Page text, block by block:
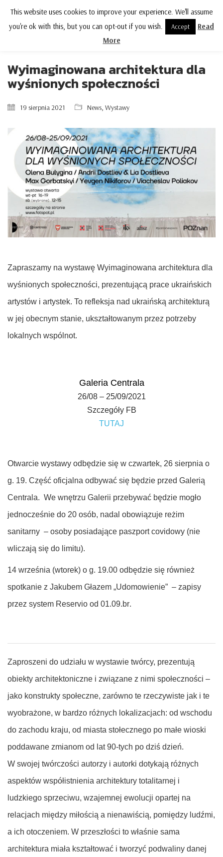
MENU
Wyimaginowana architektura dla
wyśnionych społeczności
19 sierpnia 2021 News, Wystawy
Zapraszamy na wystawę Wyimaginowana architektura dla
wyśnionych społeczności, prezentującą prace ukraińskich
artystów i artystek. To refleksja nad ukraińską architekturą
w jej obecnym stanie, ukształtowanym przez potrzeby
lokalnych wspólnot.
Galeria Centrala
26/08 – 25/09/2021
Szczegóły FB
TUTAJ
Otwarcie wystawy odbędzie się w czwartek, 26 sierpnia o
g. 19. Część oficjalna odbywać się będzie przed Galerią
Centrala. We wnętrzu Galerii przebywać będzie mogło
jednocześnie do 20 osób, nadal obowiązuje reżim
sanitarny – osoby posiadające paszport covidowy (nie
wliczają się do limitu).
14 września (wtorek) o g. 19.00 odbędzie się również
spotkanie z Jakubem Głazem „Udomowienie” – zapisy
przez system Reservio od 01.09.br.
Zaproszeni do udziału w wystawie twórcy, prezentują
obiekty architektoniczne i związane z nimi społeczności –
jako konstrukty społeczne, zarówno te rzeczywiste jak i te
wyobrażone, w bardzo różnych lokalizacjach: od wschodu
do zachodu kraju, od miasta stołecznego po małe wioski
poddawane zmianom od lat 90-tych po dziś dzień.
W swojej twórczości autorzy i autorki dotykają różnych
aspektów współistnienia architektury totalitarnej i
ludzkiego sprzeciwu, wzajemnej ewolucji opartej na
relacjach między miłością a nienawiścią, pomiędzy ludźmi,
a ich otoczeniem. W przeszłości to właśnie sama
architektura miała kształtować i tworzyć podwaliny danej
This website uses cookies to improve your experience. We'll assume
you're ok with this, but you can opt-out if you wish.
Accept
Read
More